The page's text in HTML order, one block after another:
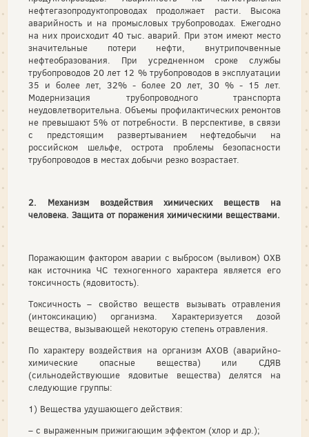
нефтегазопродуктопроводах продолжает расти. Высока
аварийность и на промысловых трубопроводах. Ежегодно
на них происходит 40 тыс. аварий. При этом имеют место
значительные потери нефти, внутрипочвенные
нефтеобразования. При усредненном сроке службы
трубопроводов 20 лет 12 % трубопроводов в эксплуатации
35 и более лет, 32% - более 20 лет, 30 % - 15 лет.
Модернизация трубопроводного транспорта
неудовлетворительна. Объемы профилактических ремонтов
не превышают 5% от потребности. В перспективе, в связи
с предстоящим развертыванием нефтедобычи на
российском шельфе, острота проблемы безопасности
трубопроводов в местах добычи резко возрастает.
2. Механизм воздействия химических веществ на
человека. Защита от поражения химическими веществами.
Поражающим фактором аварии с выбросом (выливом) ОХВ
как источника ЧС техногенного характера является его
токсичность (ядовитость).
Токсичность – свойство веществ вызывать отравления
(интоксикацию) организма. Характеризуется дозой
вещества, вызывающей некоторую степень отравления.
По характеру воздействия на организм АХОВ (аварийно-
химические опасные вещества) или СДЯВ
(сильнодействующие ядовитые вещества) делятся на
следующие группы:
1) Вещества удушающего действия:
– с выраженным прижигающим эффектом (хлор и др.);